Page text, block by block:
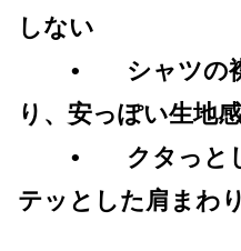
しない
• シャツの襟
り、安っぽい生地感
• クタっとし
テッとした肩まわり